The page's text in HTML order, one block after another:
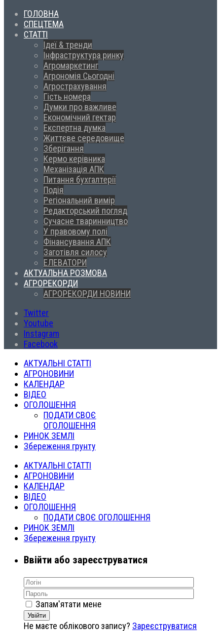
ГОЛОВНА
СПЕЦТЕМА
СТАТТІ
Ідеї & тренди
Інфраструктура ринку
Агромаркетинг
Агрономія Сьогодні
Агрострахування
Гість номера
Думки про важливе
Економічний гектар
Експертна думка
Життєве середовище
Зберігання
Кермо керівника
Механізація АПК
Питання бухгалтерії
Подія
Регіональний вимір
Редакторський погляд
Сучасне тваринництво
У правовому полі
Фінансування АПК
Заготівля силосу
ЕЛЕВАТОРИ
АКТУАЛЬНА РОЗМОВА
АГРОРЕКОРДИ
АГРОРЕКОРДИ НОВИНИ
Twitter
Youtube
Instagram
Facebook
АКТУАЛЬНІ СТАТТІ
АГРОНОВИНИ
КАЛЕНДАР
ВІДЕО
ОГОЛОШЕННЯ
ПОДАТИ СВОЄ
ОГОЛОШЕННЯ
РИНОК ЗЕМЛІ
Збереження грунту
АКТУАЛЬНІ СТАТТІ
АГРОНОВИНИ
КАЛЕНДАР
ВІДЕО
ОГОЛОШЕННЯ
ПОДАТИ СВОЄ ОГОЛОШЕННЯ
РИНОК ЗЕМЛІ
Збереження грунту
Ввійти або зареєструватися
Запам'ятати мене
Увійти
Не маєте облікового запису? Зареєструватися